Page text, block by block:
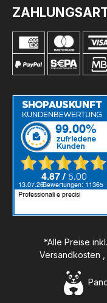
*Alle Preise
Versandkosten